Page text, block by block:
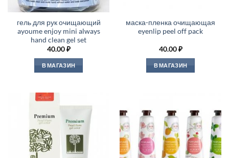
гель для рук очищающий
ayoume enjoy mini always
hand clean gel set
40.00₽
В МАГАЗИН
маска-пленка очищающая
eyenlip peel off pack
40.00₽
В МАГАЗИН